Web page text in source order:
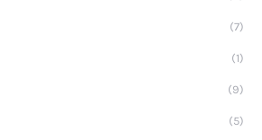
(7)
(1)
(9)
(5)